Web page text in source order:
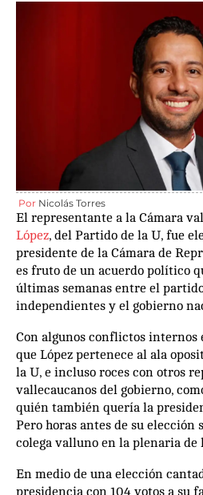
Por Nicolás Torres
El representante a la Cámara
López, del Partido de la U, fue
presidente de la Cámara de
es fruto de un acuerdo político
últimas semanas entre el
independientes y el gobierno
Con algunos conflictos internos
que López pertenece al ala
la U, e incluso roces con otros
vallecaucanos del gobierno,
quién también quería la
Pero horas antes de su elección
colega valluno en la plenaria de
En medio de una elección
presidencia con 104 votos a su